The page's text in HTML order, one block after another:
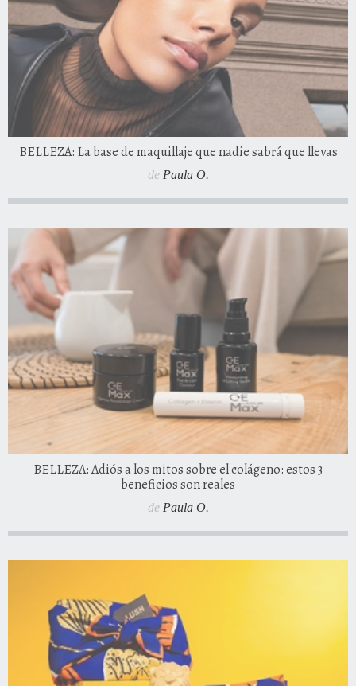
BELLEZA: La base de maquillaje que nadie sabrá que llevas
de Paula O.
BELLEZA: Adiós a los mitos sobre el colágeno: estos 3
beneficios son reales
de Paula O.